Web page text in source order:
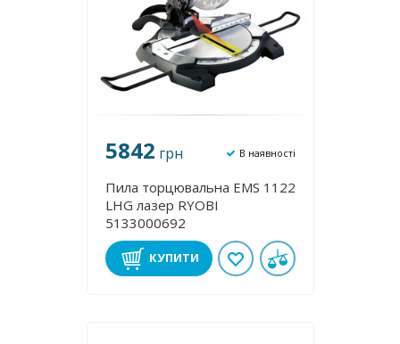
5842 грн В наявності
Пила торцювальна EMS 1122
LHG лазер RYOBI
5133000692
КУПИТИ